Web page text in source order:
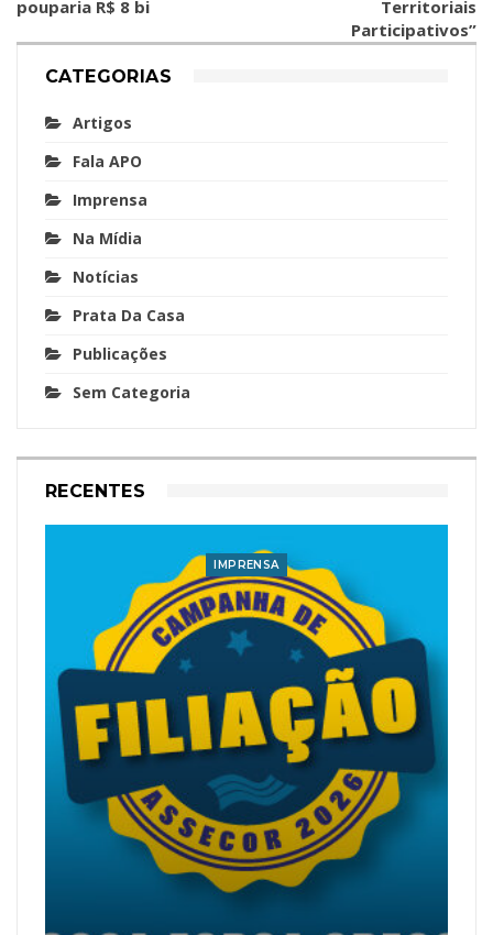
pouparia R$ 8 bi
Territoriais
Participativos”
CATEGORIAS
Artigos
Fala APO
Imprensa
Na Mídia
Notícias
Prata Da Casa
Publicações
Sem Categoria
RECENTES
IMPRENSA